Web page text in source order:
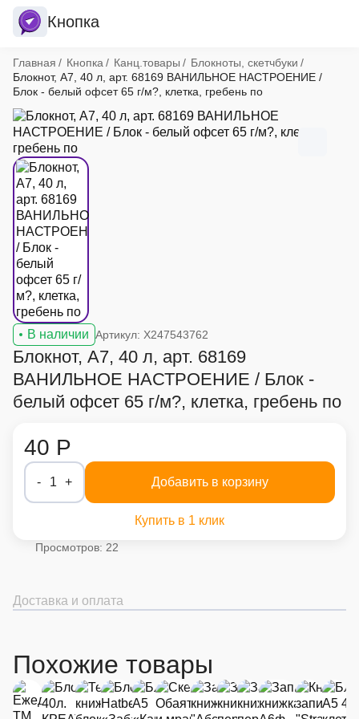
Кнопка
Хлебные крошки
Главная Кнопка Канц.товары
Блокноты, скетчбуки
Блокнот, А7, 40 л, арт. 68169 ВАНИЛЬНОЕ НАСТРОЕНИЕ /
Блок - белый офсет 65 г/м?, клетка, гребень по
В наличии Артикул: X247543762
Блокнот, А7, 40 л, арт. 68169
ВАНИЛЬНОЕ НАСТРОЕНИЕ / Блок -
белый офсет 65 г/м?, клетка, гребень по
40 Р
- 1 + Добавить в корзину
Купить в 1 клик
Просмотров: 22
Доставка и оплата
Похожие товары